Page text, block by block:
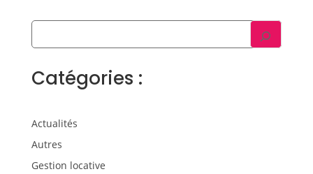
Catégories :
Actualités
Autres
Gestion locative